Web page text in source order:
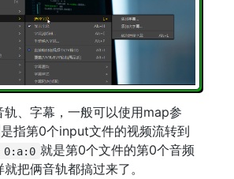
轨、字幕，一般可以使用map参
是指第0个input文件的视频流转到
0:a:0 就是第0个文件的第0个音频
把俩音轨都搞过来了。